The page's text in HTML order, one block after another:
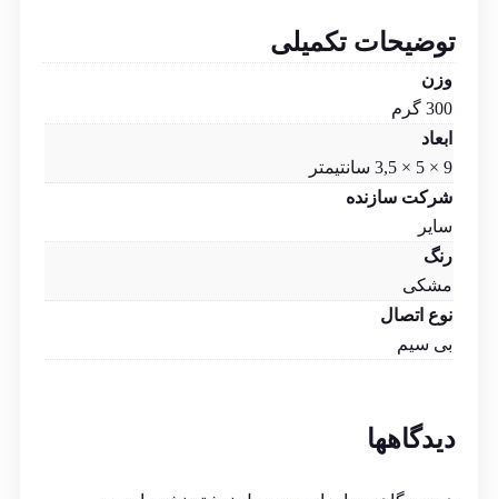
توضیحات تکمیلی
وزن
300 گرم
ابعاد
9 × 5 × 3,5 سانتیمتر
شرکت سازنده
سایر
رنگ
مشکی
نوع اتصال
بی سیم
دیدگاهها